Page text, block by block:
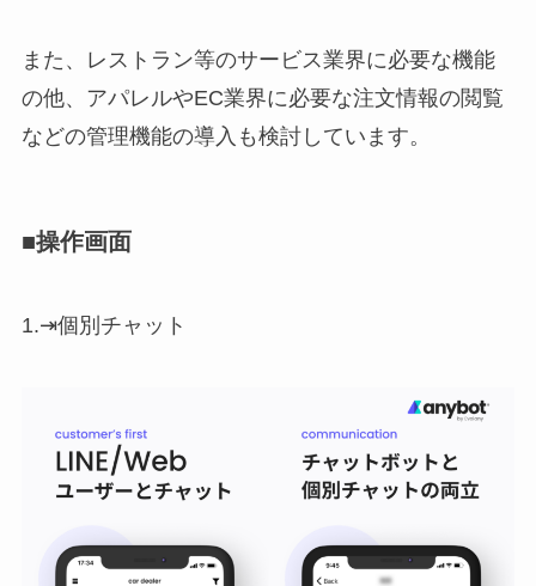
また、レストラン等のサービス業界に必要な機能
の他、アパレルやEC業界に必要な注文情報の閲覧
などの管理機能の導入も検討しています。
■操作画面
1.⇥個別チャット